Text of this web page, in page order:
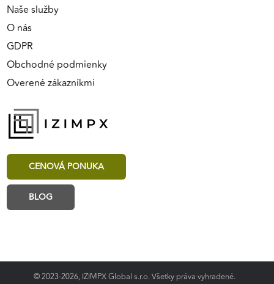
Naše služby
O nás
GDPR
Obchodné podmienky
Overené zákazníkmi
CENOVÁ PONUKA
BLOG
© 2023-2026, IZIMPX Global s.r.o. Všetky práva vyhradené.